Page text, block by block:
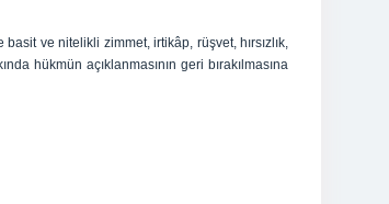
ve nitelikli zimmet, irtikâp, rüşvet, hırsızlık,
hükmün açıklanmasının geri bırakılmasına